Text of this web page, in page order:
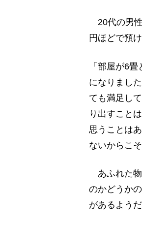
20代の男
円ほどで預
「部屋が6
になりまし
ても満足し
り出すこと
思うことは
ないからこ
あふれた物
のかどうか
があるようだ